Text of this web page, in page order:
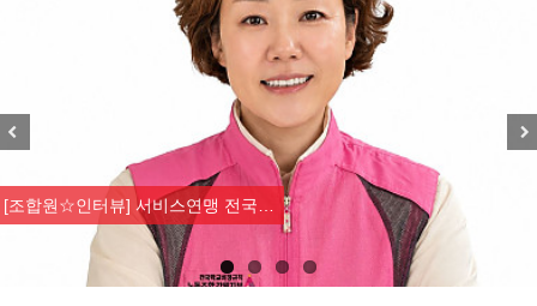
[조합원☆인터뷰] 서비스연맹 전국…